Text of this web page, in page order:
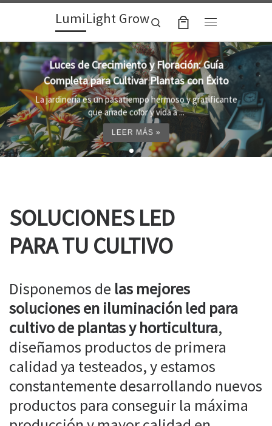
Skip to contentLumiLight Grow
Search
Lámparas para indoor: la clave para un
crecimiento óptimo de tus plantas
Al cultivar plantas en el interior, es importante
proporcionar el entorno adecuado ...
LEER MÁS »
SOLUCIONES LED
PARA TU CULTIVO
Disponemos de las mejores
soluciones en iluminación led para
cultivo de plantas y horticultura,
diseñamos productos de primera
calidad ya testeados, y estamos
constantemente desarrollando nuevos
productos para conseguir la máxima